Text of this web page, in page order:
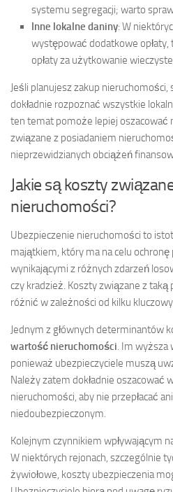
systemu segregacji; warto
Inne lokalne daniny: W
występować dodatkowe opłaty,
opłaty za użytkowanie
Jeśli planujesz zakup
dokładnie rozpoznać wszystkie
ten temat pomoże lepiej oszacować
związane z posiadaniem
nieprzewidzianych obciążeń
Jakie są koszty
nieruchomości?
Ubezpieczenie nieruchomości to
majątkiem, który ma na celu
wynikającymi z różnych zdarzeń
czy kradzież. Koszty związane z taką
różnić w zależności od kilku
Jednym z głównych determinantów
wartość nieruchomości. Im wyższa
ponieważ ubezpieczyciele muszą
Należy zatem dokładnie oszacować
nieruchomości, aby nie przepłacać
niedoubezpieczonym.
Kolejnym czynnikiem wpływającym
W niektórych rejonach, szczególnie
żywiołowe, koszty ubezpieczenia